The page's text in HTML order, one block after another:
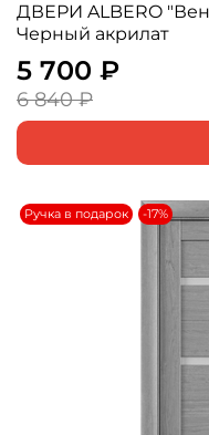
ДВЕРИ ALBERO "Вена" Кедр снежный (ДО)
Черный акрилат
5 700 ₽
6 840 ₽
Ручка в подарок -17%